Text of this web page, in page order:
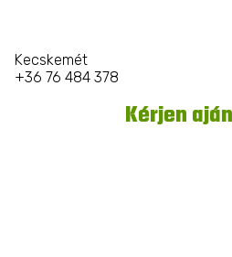
Kecskemét
+36 76 484 378
Kérjen